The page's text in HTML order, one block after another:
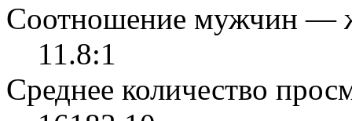
Соотношение мужчин —
11.8:1
Среднее количество